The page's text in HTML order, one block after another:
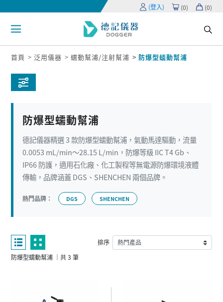
(登入) (0) (0)
首頁 泛用儀器 蠕動幫浦/注射幫浦 防爆型蠕動幫浦
防爆型蠕動幫浦
德記儀器精選 3 款防爆型蠕動幫浦，氣動馬達驅動，流量
0.0053 mL/min～28.15 L/min，防爆等級 IIC T4 Gb、
IP66 防護，適用石化廠、化工製程等無電源防爆環境液體
傳輸，品牌涵蓋 DGS、SHENCHEN 兩個品牌。
熱門品牌： DGS SHENCHEN
防爆型蠕動幫浦 ｜共 3 筆
排序